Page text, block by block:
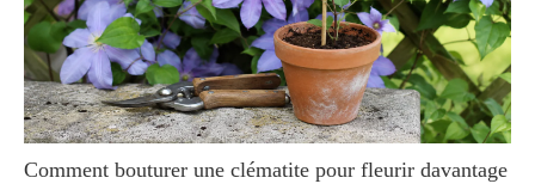
Comment bouturer une clématite pour fleurir davantage